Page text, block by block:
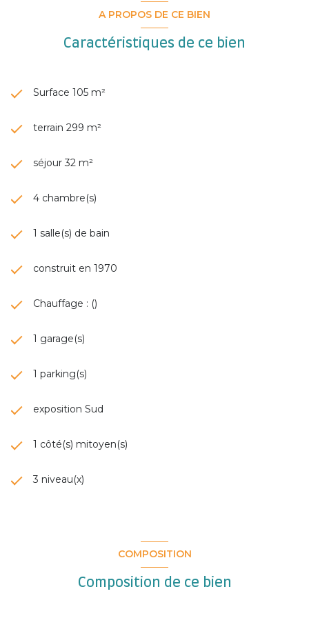
A PROPOS DE CE BIEN
Caractéristiques de ce bien
Surface 105 m²
terrain 299 m²
séjour 32 m²
4 chambre(s)
1 salle(s) de bain
construit en 1970
Chauffage : ()
1 garage(s)
1 parking(s)
exposition Sud
1 côté(s) mitoyen(s)
3 niveau(x)
COMPOSITION
Composition de ce bien